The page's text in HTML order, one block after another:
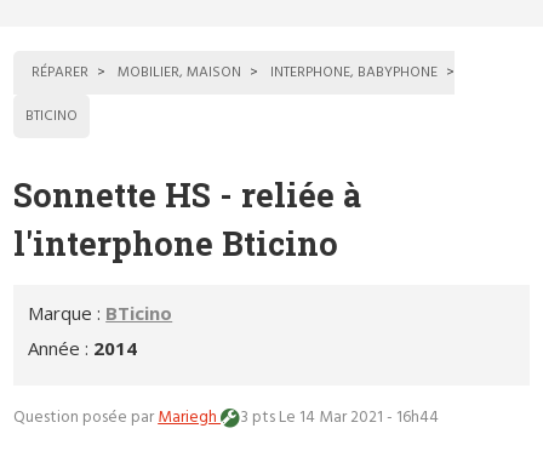
RÉPARER MOBILIER, MAISON
INTERPHONE, BABYPHONE
BTICINO
Sonnette HS - reliée à
l'interphone Bticino
Marque : BTicino
Année : 2014
Question posée parMariegh 3 ptsLe 14 Mar 2021 - 16h44